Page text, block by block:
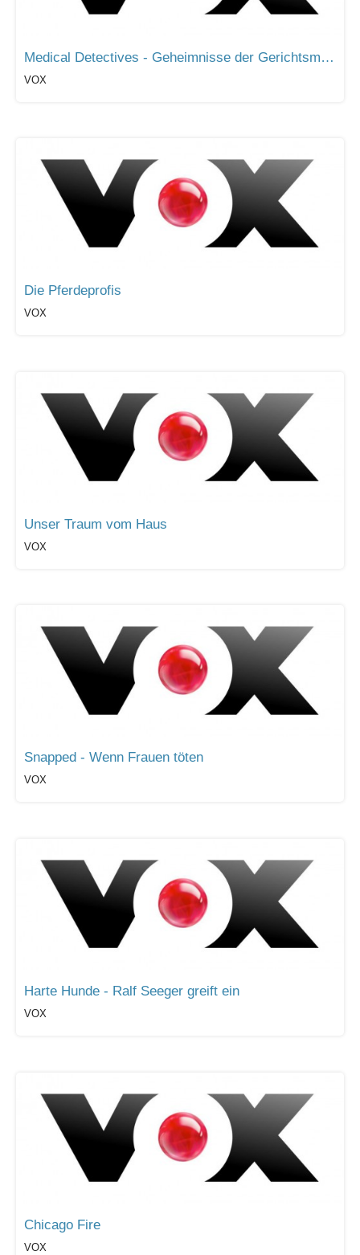
Medical Detectives - Geheimnisse der Gerichtsmedizin
VOX
Die Pferdeprofis
VOX
Unser Traum vom Haus
VOX
Snapped - Wenn Frauen töten
VOX
Harte Hunde - Ralf Seeger greift ein
VOX
Chicago Fire
VOX